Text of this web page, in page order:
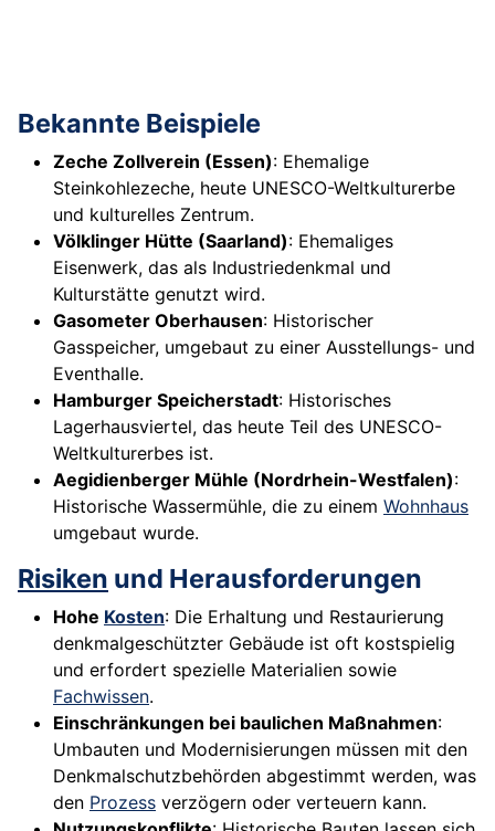
Bekannte Beispiele
Zeche Zollverein (Essen): Ehemalige
Steinkohlezeche, heute UNESCO-Weltkulturerbe
und kulturelles Zentrum.
Völklinger Hütte (Saarland): Ehemaliges
Eisenwerk, das als Industriedenkmal und
Kulturstätte genutzt wird.
Gasometer Oberhausen: Historischer
Gasspeicher, umgebaut zu einer Ausstellungs- und
Eventhalle.
Hamburger Speicherstadt: Historisches
Lagerhausviertel, das heute Teil des UNESCO-
Weltkulturerbes ist.
Aegidienberger Mühle (Nordrhein-Westfalen):
Historische Wassermühle, die zu einem Wohnhaus
umgebaut wurde.
Risiken und Herausforderungen
Hohe Kosten: Die Erhaltung und Restaurierung
denkmalgeschützter Gebäude ist oft kostspielig
und erfordert spezielle Materialien sowie
Fachwissen.
Einschränkungen bei baulichen Maßnahmen:
Umbauten und Modernisierungen müssen mit den
Denkmalschutzbehörden abgestimmt werden, was
den Prozess verzögern oder verteuern kann.